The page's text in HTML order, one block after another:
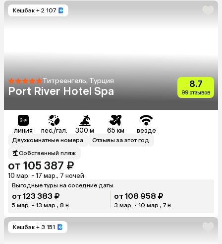
Кешбэк + 2 107
Титреенгель, Турция
Port River Hotel Spa
8.7
99 отзывов
линия пес./гал. 300 м 65 км везде
Двухкомнатные номера
Отзывы за этот год
Собственный пляж
от 105 387 ₽
10 мар. - 17 мар., 7 ночей
Выгодные туры на соседние даты
от 123 383 ₽
5 мар. - 13 мар., 8 н.
от 108 958 ₽
3 мар. - 10 мар., 7 н.
Кешбэк + 3 151